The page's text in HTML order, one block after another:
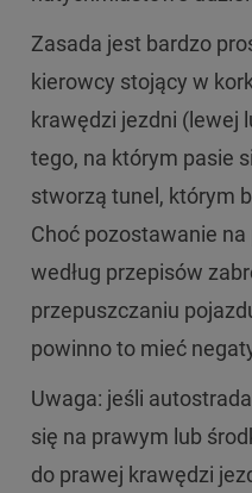
Zasada jest bardzo
kierowcy stojący w
krawędzi jezdni (lewej
tego, na którym pasie
stworzą tunel, którym
Choć pozostawanie
według przepisów
przepuszczaniu
powinno to mieć
Uwaga: jeśli
się na prawym lub
do prawej krawędzi